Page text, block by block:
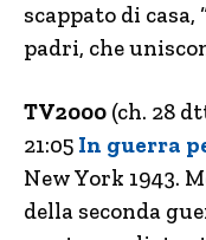
scappato di
padri, che
TV2000 (ch. 28
21:05 In guerra
New York 1943.
della seconda